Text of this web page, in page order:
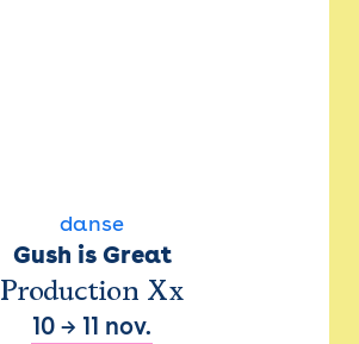
danse
Gush is Great
Production Xx
10 → 11 nov.